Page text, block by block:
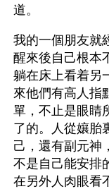
道。
我的一個朋友就
醒來後自己根本
躺在床上看着另
來他們有高人指
單，不止是眼睛
了的。人從孃胎
己，還有副元神
不是自己能安排
在另外人肉眼看